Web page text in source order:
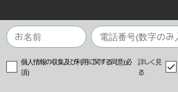
個人情報の収集及び利用に関する同意(必
須)
詳しく見
る